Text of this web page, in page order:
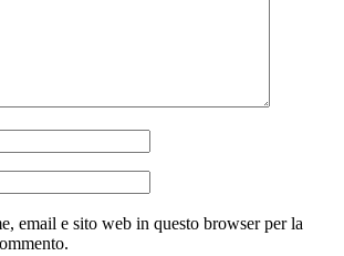
email e sito web in questo browser per la